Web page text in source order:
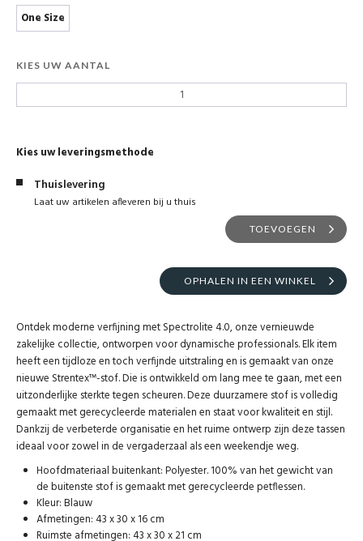
One Size
KIES UW AANTAL
Kies uw leveringsmethode
Thuislevering
Laat uw artikelen afleveren bij u thuis
TOEVOEGEN
OPHALEN IN EEN WINKEL
Ontdek moderne verfijning met Spectrolite 4.0, onze vernieuwde
zakelijke collectie, ontworpen voor dynamische professionals. Elk item
heeft een tijdloze en toch verfijnde uitstraling en is gemaakt van onze
nieuwe Strentex™-stof. Die is ontwikkeld om lang mee te gaan, met een
uitzonderlijke sterkte tegen scheuren. Deze duurzamere stof is volledig
gemaakt met gerecycleerde materialen en staat voor kwaliteit en stijl.
Dankzij de verbeterde organisatie en het ruime ontwerp zijn deze tassen
ideaal voor zowel in de vergaderzaal als een weekendje weg.
Hoofdmateriaal buitenkant: Polyester. 100% van het gewicht van
de buitenste stof is gemaakt met gerecycleerde petflessen.
Kleur: Blauw
Afmetingen: 43 x 30 x 16 cm
Ruimste afmetingen: 43 x 30 x 21 cm